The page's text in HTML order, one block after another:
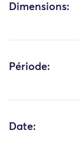
Dimensions:
Période:
Date: